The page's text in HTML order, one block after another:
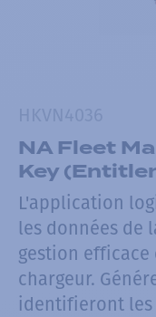
NA Fleet
Key
L'application
les données de
gestion
chargeur.
identifieront